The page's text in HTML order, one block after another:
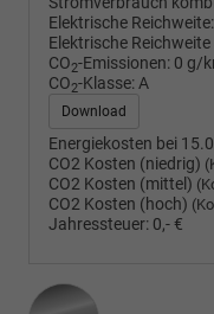
Elektrische Reichweite:
Elektrische
CO2-Emissionen: 0 g/
CO2-Klasse:A
Download
Energiekosten bei
CO2 Kosten (niedrig)
CO2 Kosten (mittel)
CO2 Kosten (hoch)
Jahressteuer: 0,- €